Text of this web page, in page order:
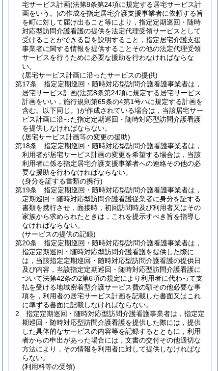
宅サービス計画(法第8条第24項に規定する居宅サービス計
画をいう。)の作成を指定居宅介護支援事業者に依頼する旨
を町に対して届け出ること等により，指定定期巡回・随時
対応型訪問介護看護の提供を法定代理受領サービスとして
受けることができる旨を説明すること，指定居宅介護支援
事業者に関する情報を提供することその他の法定代理受領
サービスを行うために必要な援助を行わなければならな
い。
(居宅サービス計画に沿ったサービスの提供)
第17条
指定定期巡回・随時対応型訪問介護看護事業者は，
居宅サービス計画(法第8条第24項に規定する居宅サービス
計画をいい，施行規則第65条の4第1号ハに規定する計画を
含む。以下同じ。)が作成されている場合は，当該居宅サー
ビス計画に沿った指定定期巡回・随時対応型訪問介護看護
を提供しなければならない。
(居宅サービス計画等の変更の援助)
第18条
指定定期巡回・随時対応型訪問介護看護事業者は，
利用者が居宅サービス計画の変更を希望する場合は，当該
利用者に係る指定居宅介護支援事業者への連絡その他の必
要な援助を行わなければならない。
(身分を証する書類の携行)
第19条
指定定期巡回・随時対応型訪問介護看護事業者は，
定期巡回・随時対応型訪問介護看護従業者に身分を証する
書類を携行させ，面接時，初回訪問時及び利用者又はその
家族から求められたときは，これを提示すべき旨を指導し
なければならない。
(サービスの提供の記録)
第20条
指定定期巡回・随時対応型訪問介護看護事業者は，
指定定期巡回・随時対応型訪問介護看護を提供した際に
は，当該指定定期巡回・随時対応型訪問介護看護の提供日
及び内容，当該指定定期巡回・随時対応型訪問介護看護に
ついて法第42条の2第6項の規定により利用者に代わって支
払を受ける地域密着型介護サービス費の額その他必要な事
項を，利用者の居宅サービス計画を記載した書面又はこれ
に準ずる書面に記載しなければならない。
2
指定定期巡回・随時対応型訪問介護看護事業者は，指定定
期巡回・随時対応型訪問介護看護を提供した際には，提供
した具体的なサービスの内容等を記録するとともに，利用
者からの申出があった場合には，文書の交付その他適切な
方法により，その情報を利用者に対して提供しなければな
らない。
(利用料等の受領)